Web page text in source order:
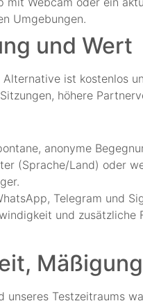
Umgebungen.
und Wert
Alternative ist kostenlos
höhere
anonyme
(Sprache/Land) oder
Telegram und
und
unseres Testzeitraums